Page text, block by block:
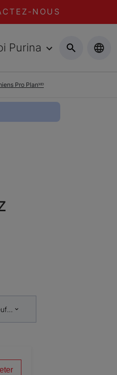
NOUS
Purina
Pro Planᴹᴰ
et Riz Classique Nourriture